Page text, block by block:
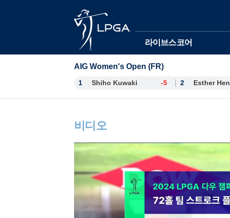
라이브스코어
AIG Women's Open (FR)
1 Shiho Kuwaki -5 2
비디오